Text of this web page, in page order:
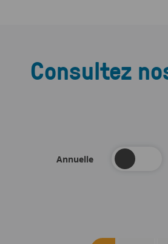
Consultez
Annuelle